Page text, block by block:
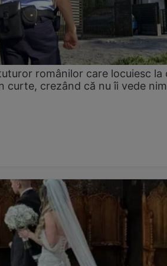
românilor care locuiesc la
curte, crezând că nu îi vede